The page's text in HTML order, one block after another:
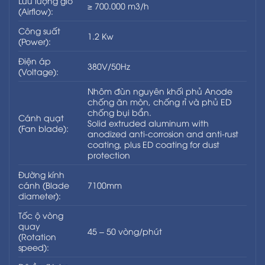
Phù hợp cho trần cao, không gian mở
👉Giải pháp lý tưởn
✅ Động cơ PMSM – Hiệu suất cao, tiết kiệm năng
lượng
Quạt được trang bịđộng cơ PMSM nam châm
, mang lại nhiều ưu điểm vượt trội:
Hiệu suất chuyển đổi điện năng cao
thống
Vận hành êm ái, độ rung và tiếng ồn thấp
(Airflow):
≥ 700.000 m3/h
Công suất
(Power):
1.2 Kw
Điện áp
(Voltage):
380V/50Hz
Cánh quạt
(Fan blade):
Nhôm đùn nguyên khối phủ Anode
chống ăn mòn, chống rỉ và phủ ED
chống bụi bẩn.
Solid extruded aluminum with
anodized anti-corrosion and anti-rust
coating, plus ED coating for dust
protection
Đường kính
cánh (Blade
diameter):
7100mm
Tốc ộ vòng
quay
(Rotation
speed):
45 – 50 vòng/phút